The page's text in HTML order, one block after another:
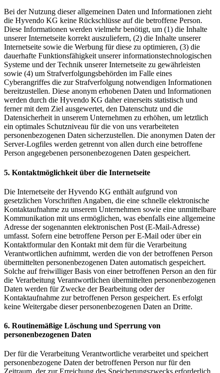
Bei der Nutzung dieser allgemeinen Daten und Informationen zieht
die Hyvendo KG keine Rückschlüsse auf die betroffene Person.
Diese Informationen werden vielmehr benötigt, um (1) die Inhalte
unserer Internetseite korrekt auszuliefern, (2) die Inhalte unserer
Internetseite sowie die Werbung für diese zu optimieren, (3) die
dauerhafte Funktionsfähigkeit unserer informationstechnologischen
Systeme und der Technik unserer Internetseite zu gewährleisten
sowie (4) um Strafverfolgungsbehörden im Falle eines
Cyberangriffes die zur Strafverfolgung notwendigen Informationen
bereitzustellen. Diese anonym erhobenen Daten und Informationen
werden durch die Hyvendo KG daher einerseits statistisch und
ferner mit dem Ziel ausgewertet, den Datenschutz und die
Datensicherheit in unserem Unternehmen zu erhöhen, um letztlich
ein optimales Schutzniveau für die von uns verarbeiteten
personenbezogenen Daten sicherzustellen. Die anonymen Daten der
Server-Logfiles werden getrennt von allen durch eine betroffene
Person angegebenen personenbezogenen Daten gespeichert.
5. Kontaktmöglichkeit über die Internetseite
Die Internetseite der Hyvendo KG enthält aufgrund von
gesetzlichen Vorschriften Angaben, die eine schnelle elektronische
Kontaktaufnahme zu unserem Unternehmen sowie eine unmittelbare
Kommunikation mit uns ermöglichen, was ebenfalls eine allgemeine
Adresse der sogenannten elektronischen Post (E-Mail-Adresse)
umfasst. Sofern eine betroffene Person per E-Mail oder über ein
Kontaktformular den Kontakt mit dem für die Verarbeitung
Verantwortlichen aufnimmt, werden die von der betroffenen Person
übermittelten personenbezogenen Daten automatisch gespeichert.
Solche auf freiwilliger Basis von einer betroffenen Person an den für
die Verarbeitung Verantwortlichen übermittelten personenbezogenen
Daten werden für Zwecke der Bearbeitung oder der
Kontaktaufnahme zur betroffenen Person gespeichert. Es erfolgt
keine Weitergabe dieser personenbezogenen Daten an Dritte.
6. Routinemäßige Löschung und Sperrung von
personenbezogenen Daten
Der für die Verarbeitung Verantwortliche verarbeitet und speichert
personenbezogene Daten der betroffenen Person nur für den